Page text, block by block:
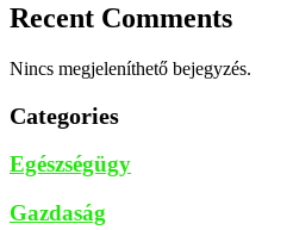
Recent Comments
Nincs megjeleníthető bejegyzés.
Categories
Egészségügy
Gazdaság